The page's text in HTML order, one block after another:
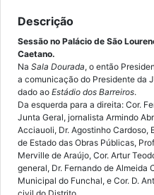
Descrição
Sessão no Palácio de São
Caetano.
Na Sala Dourada, o então
a comunicação do Presidente da
dado ao Estádio dos Barreiros.
Da esquerda para a direita: Cor.
Junta Geral, jornalista Armindo
Acciauoli, Dr. Agostinho Cardoso,
de Estado das Obras Públicas,
Merville de Araújo, Cor. Artur
general, Dr. Fernando de Almeida
Municipal do Funchal, e Cor. D.